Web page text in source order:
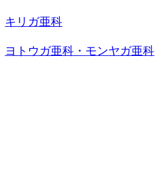
キリガ亜科
ヨトウガ亜科・モンヤガ亜科